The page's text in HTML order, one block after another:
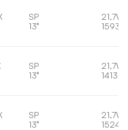
SP
13°
21,7W
1593lm
SP
13°
21,7W
1413lm
SP
13°
21,7W
1524lm